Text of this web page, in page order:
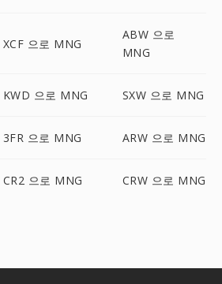
XCF 으로 MNG
ABW 으로
MNG
KWD 으로 MNG SXW 으로 MNG
3FR 으로 MNG ARW 으로 MNG
CR2 으로 MNG CRW 으로 MNG